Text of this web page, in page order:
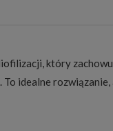
który
idealne